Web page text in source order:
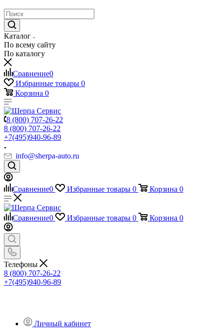
Каталог
По всему сайту
По каталогу
Сравнение0
Избранные товары 0
Корзина 0
8 (800) 707-26-22
8 (800) 707-26-22
+7(495)940-96-89
info@sherpa-auto.ru
Сравнение0 Избранные товары 0 Корзина 0
Сравнение0 Избранные товары 0 Корзина 0
Телефоны
8 (800) 707-26-22
+7(495)940-96-89
Личный кабинет